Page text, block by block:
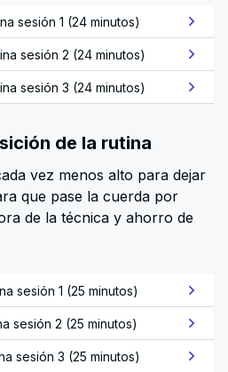
sesión 1 (24 minutos)
sesión 2 (24 minutos)
sesión 3 (24 minutos)
de la rutina
vez menos alto para dejar
que pase la cuerda por
de la técnica y ahorro de
sesión 1 (25 minutos)
sesión 2 (25 minutos)
sesión 3 (25 minutos)